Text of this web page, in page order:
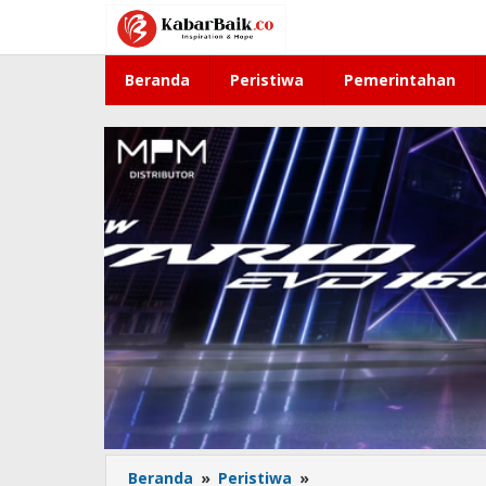
konten
Beranda Peristiwa Pemerintahan
Beranda » Peristiwa »